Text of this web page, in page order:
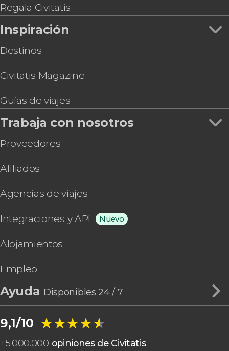
Espectáculo flamenco en el tablao Palosanto
Regala Civitatis
Inspiración
Destinos
Civitatis Magazine
Guías de viajes
Trabaja con nosotros
Proveedores
Afiliados
Agencias de viajes
Integraciones y API Nuevo
Alojamientos
Empleo
Ayuda Disponibles 24 / 7
9,1/10 ★★★★★
★★★★★
+5.000.000 opiniones de Civitatis